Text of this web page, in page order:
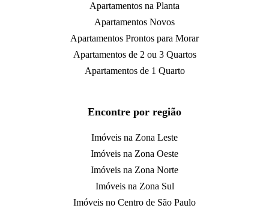
Apartamentos na Planta
Apartamentos Novos
Apartamentos Prontos para Morar
Apartamentos de 2 ou 3 Quartos
Apartamentos de 1 Quarto
Encontre por região
Imóveis na Zona Leste
Imóveis na Zona Oeste
Imóveis na Zona Norte
Imóveis na Zona Sul
Imóveis no Centro de São Paulo